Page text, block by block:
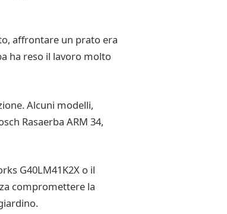
affrontare un prato era
ha reso il lavoro molto
Alcuni modelli,
Rasaerba ARM 34,
G40LM41K2X o il
compromettere la